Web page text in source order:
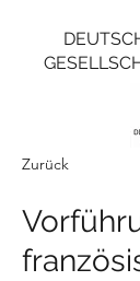
Zurück